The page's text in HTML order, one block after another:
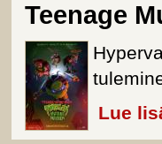
Teenage
Lue